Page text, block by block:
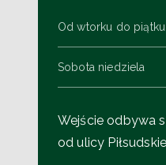
Od wtorku do piątku
Sobota niedziela
Wejście odbywa
od ulicy